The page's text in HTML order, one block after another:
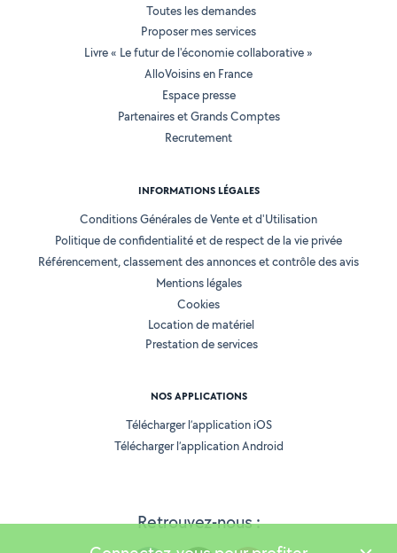
Retrouvez-nous :
Toutes les demandes
Proposer mes services
Livre « Le futur de l'économie collaborative »
AlloVoisins en France
Espace presse
Partenaires et Grands Comptes
Recrutement
INFORMATIONS LÉGALES
Conditions Générales de Vente et d'Utilisation
Politique de confidentialité et de respect de la vie privée
Référencement, classement des annonces et contrôle des avis
Mentions légales
Cookies
Location de matériel
Prestation de services
NOS APPLICATIONS
Télécharger l’application iOS
Télécharger l’application Android